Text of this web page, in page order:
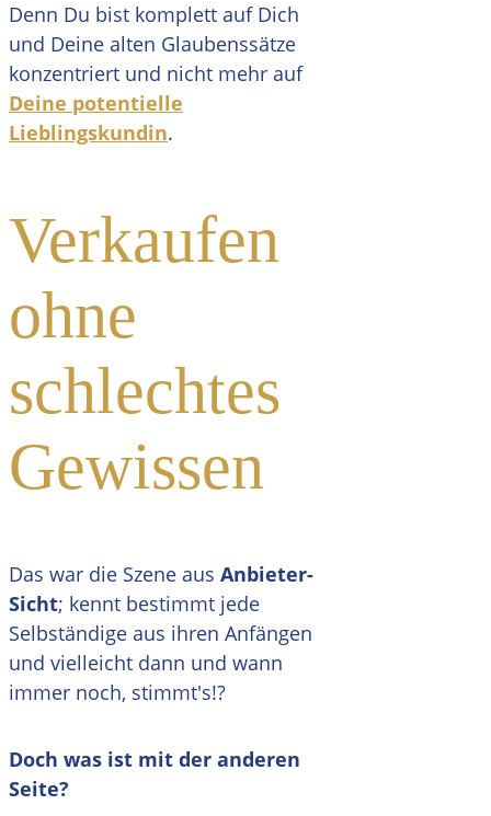
Denn Du bist komplett auf Dich
und Deine alten Glaubenssätze
konzentriert und nicht mehr auf
Deine potentielle
Lieblingskundin.
Verkaufen
ohne
schlechtes
Gewissen
Das war die Szene aus Anbieter-
Sicht; kennt bestimmt jede
Selbständige aus ihren Anfängen
und vielleicht dann und wann
immer noch, stimmt's!?
Doch was ist mit der anderen
Seite?